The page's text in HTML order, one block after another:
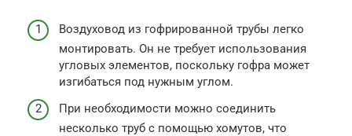
Воздуховод из гофрированной трубы легко
монтировать. Он не требует использования
угловых элементов, поскольку гофра может
изгибаться под нужным углом.
При необходимости можно соединить
несколько труб с помощью хомутов, что